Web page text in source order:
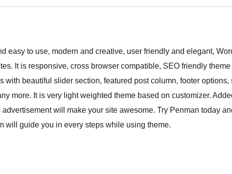
easy to use, modern and creative, user friendly and elegant,
It is responsive, cross browser compatible, SEO friendly
with beautiful slider section, featured post column, footer
more. It is very light weighted theme based on customizer.
will make your site awesome. Try Penman today
will guide you in every steps while using theme.